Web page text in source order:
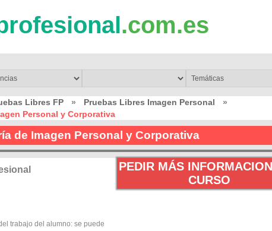
.com.es
Libres FP » Pruebas Libres Imagen Personal
»
Personal y Corporativa
de Imagen Personal y Corporativa
PEDIR MÁS
CURSO
trabajo del alumno: se puede